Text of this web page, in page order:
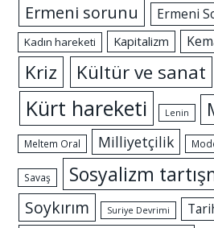
Ermeni sorunu Ermeni
Kadın hareketi Kapitalizm
Kriz Kültür ve sanat
Kürt hareketi Lenin
Meltem Oral Milliyetçilik
Savaş Sosyalizm
Soykırım Suriye Devrimi